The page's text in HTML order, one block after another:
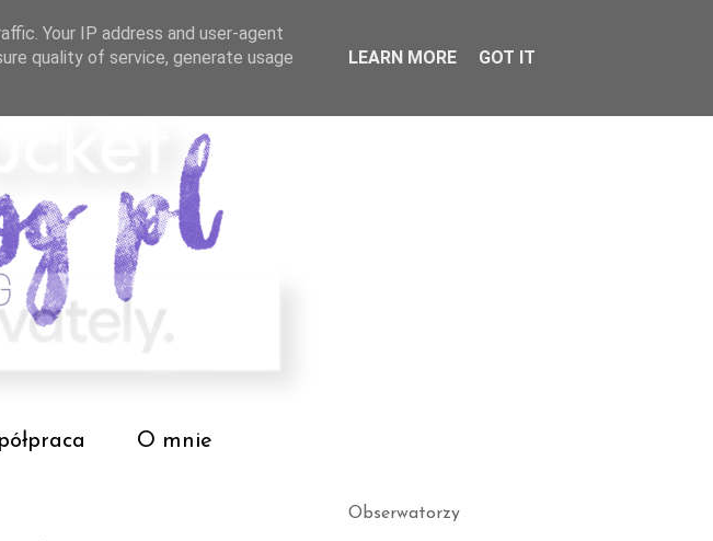
O mnie
Obserwatorzy
Your IP address and user-agent
quality of service, generate usage
LEARN MORE GOT IT